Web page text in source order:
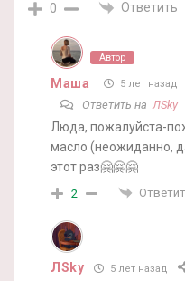
0 Ответить
Автор
Маша 5 лет назад
Ответить на ЛSky
Люда, пожалуйста-
масло (неожиданно,
этот раз🤗🤗🤗
2
ЛSky 5 лет назад